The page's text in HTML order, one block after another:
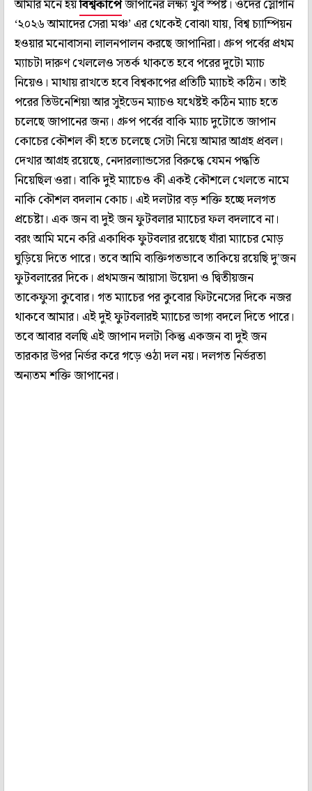
আমার মনে হয়বিশ্বকাপেজাপানের লক্ষ্য খুব স্পষ্ট। ওদের স্লোগান
‘২০২৬ আমাদের সেরা মঞ্চ’ এর থেকেই বোঝা যায়, বিশ্ব চ্যাম্পিয়ন
হওয়ার মনোবাসনা লালনপালন করছে জাপানিরা। গ্রুপ পর্বের প্রথম
ম্যাচটা দারুণ খেললেও সতর্ক থাকতে হবে পরের দুটো ম্যাচ
নিয়েও। মাথায় রাখতে হবে বিশ্বকাপের প্রতিটি ম্যাচই কঠিন। তাই
পরের তিউনেশিয়া আর সুইডেন ম্যাচও যথেষ্টই কঠিন ম্যাচ হতে
চলেছে জাপানের জন্য। গ্রুপ পর্বের বাকি ম্যাচ দুটোতে জাপান
কোচের কৌশল কী হতে চলেছে সেটা নিয়ে আমার আগ্রহ প্রবল।
দেখার আগ্রহ রয়েছে, নেদারল্যান্ডসের বিরুদ্ধে যেমন পদ্ধতি
নিয়েছিল ওরা। বাকি দুই ম্যাচেও কী একই কৌশলে খেলতে নামে
নাকি কৌশল বদলান কোচ। এই দলটার বড় শক্তি হচ্ছে দলগত
প্রচেষ্টা। এক জন বা দুই জন ফুটবলার ম্যাচের ফল বদলাবে না।
বরং আমি মনে করি একাধিক ফুটবলার রয়েছে যাঁরা ম্যাচের মোড়
ঘুড়িয়ে দিতে পারে। তবে আমি ব্যক্তিগতভাবে তাকিয়ে রয়েছি দু’জন
ফুটবলারের দিকে। প্রথমজন আয়াসা উয়েদা ও দ্বিতীয়জন
তাকেফুসা কুবোর। গত ম্যাচের পর কুবোর ফিটনেসের দিকে নজর
থাকবে আমার। এই দুই ফুটবলারই ম্যাচের ভাগ্য বদলে দিতে পারে।
তবে আবার বলছি এই জাপান দলটা কিন্তু একজন বা দুই জন
তারকার উপর নির্ভর করে গড়ে ওঠা দল নয়। দলগত নির্ভরতা
অন্যতম শক্তি জাপানের।